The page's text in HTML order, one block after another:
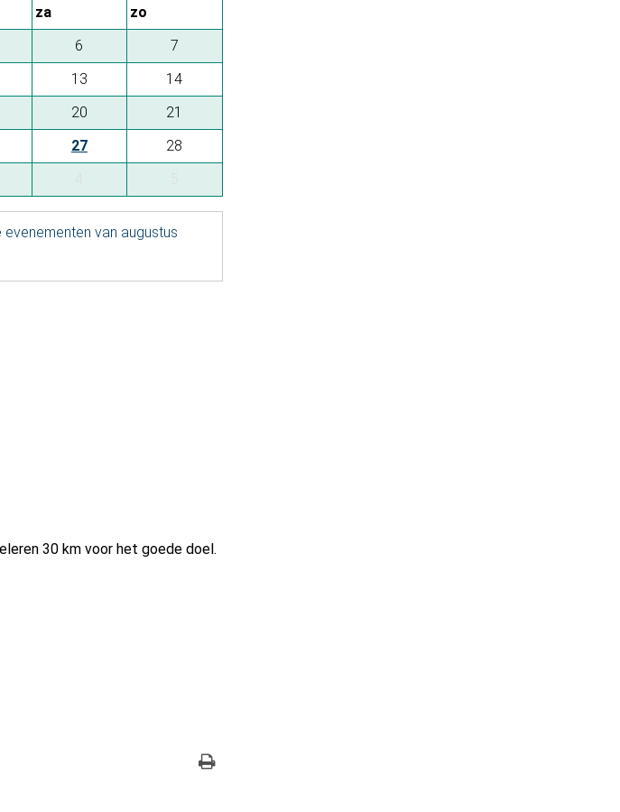
za
zo
6
7
13
14
20
21
27
28
evenementen van augustus
30 km voor het goede doel.